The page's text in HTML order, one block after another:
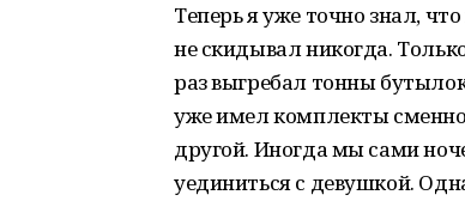
Теперь я уже точно знал,
не скидывал никогда.
раз выгребал тонны
уже имел комплекты
другой. Иногда мы сами
уединиться с девушкой.